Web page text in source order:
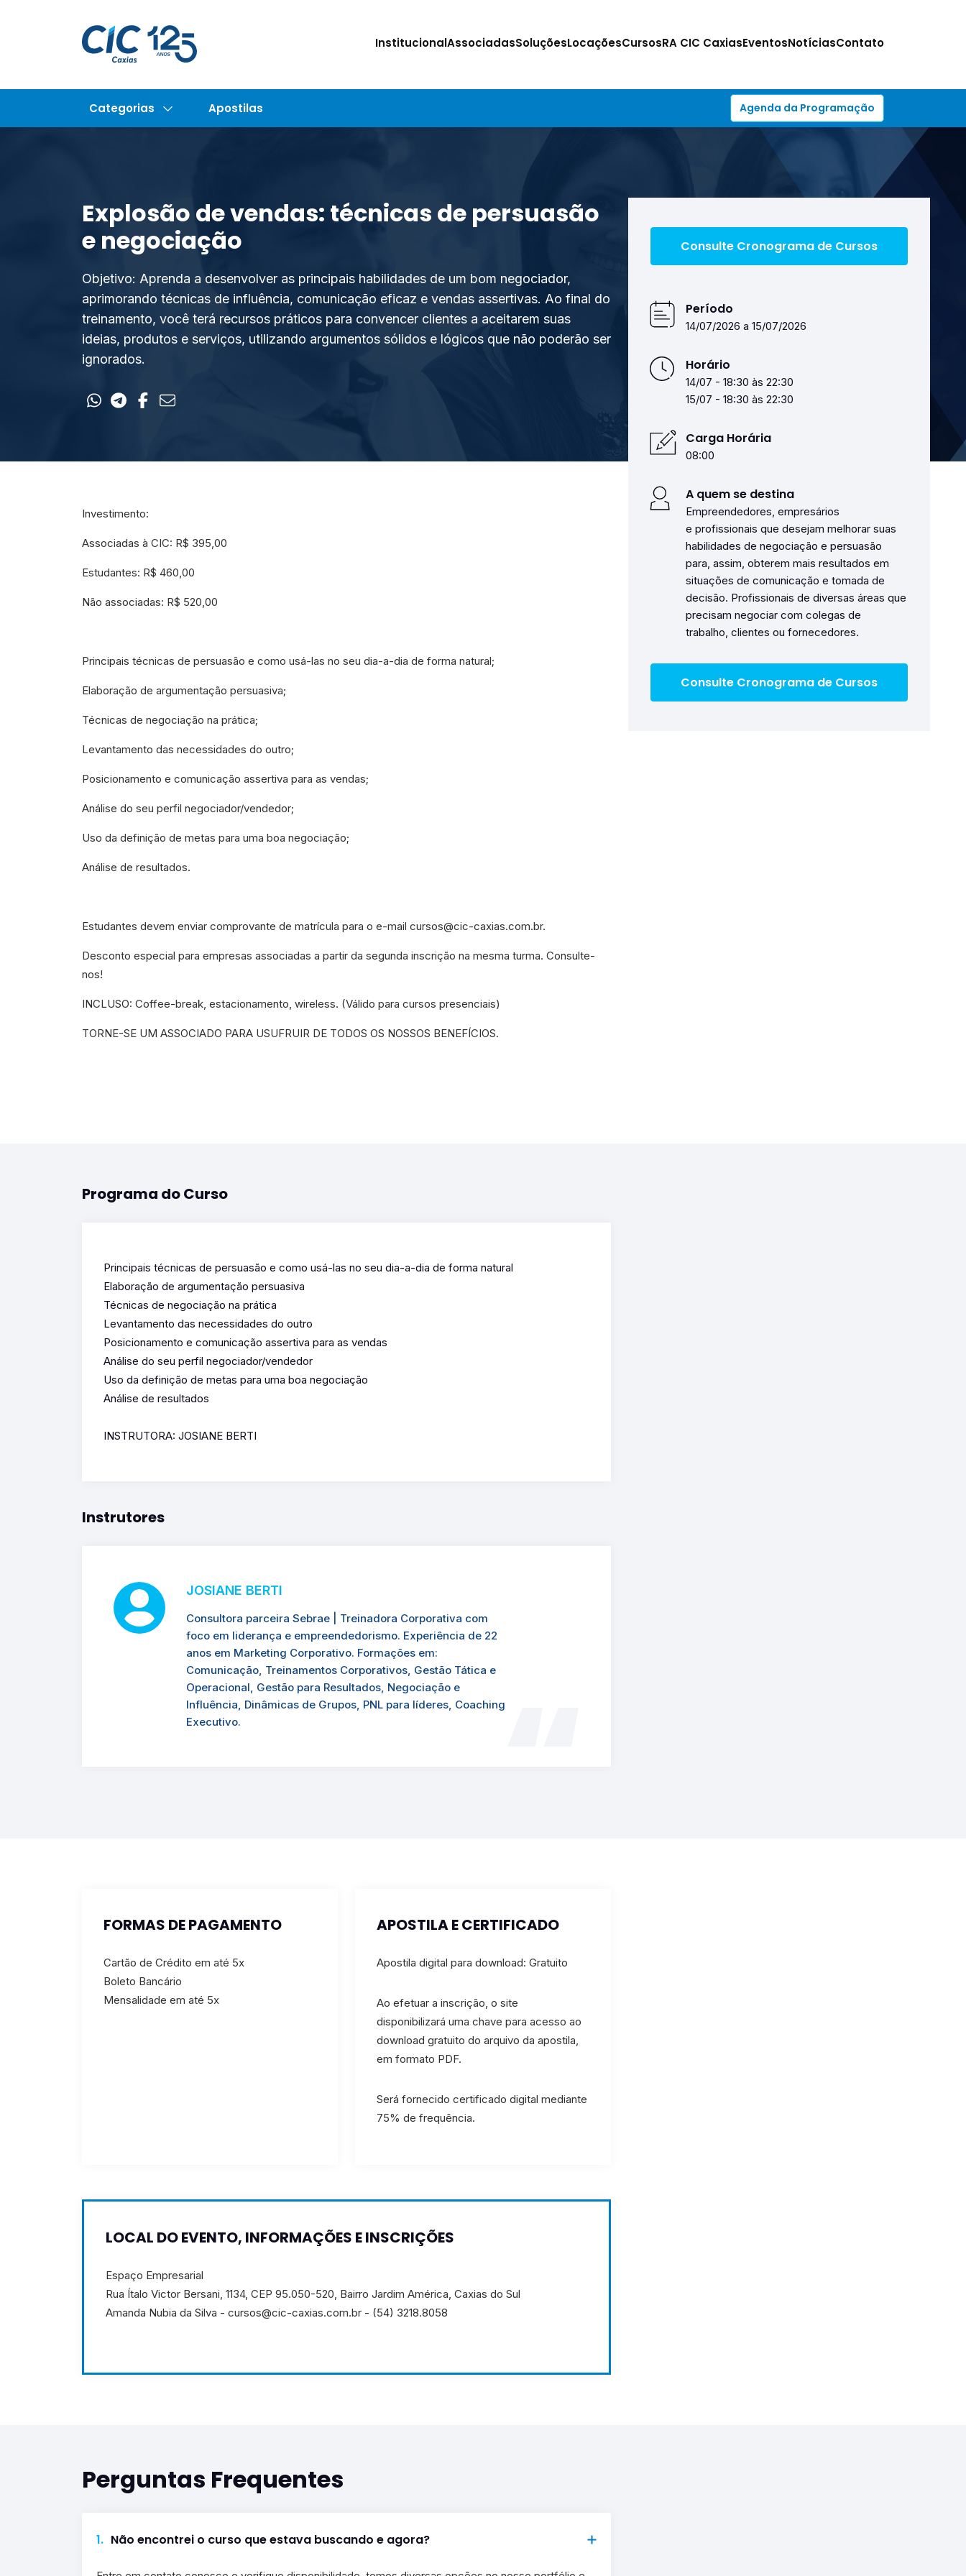
InstitucionalAssociadasSoluçõesLocaçõesCursosRA CIC CaxiasEventosNotíciasContato
Categorias Apostilas Agenda da Programação
Explosão de vendas: técnicas de persuasão
e negociação
Objetivo: Aprenda a desenvolver as principais habilidades de um bom negociador,
aprimorando técnicas de influência, comunicação eficaz e vendas assertivas. Ao final do
treinamento, você terá recursos práticos para convencer clientes a aceitarem suas
ideias, produtos e serviços, utilizando argumentos sólidos e lógicos que não poderão ser
ignorados.
Consulte Cronograma de Cursos
Período
14/07/2026 a 15/07/2026
Horário
14/07 - 18:30 às 22:30
15/07 - 18:30 às 22:30
Carga Horária
08:00
A quem se destina
Empreendedores, empresários
e profissionais que desejam melhorar suas
habilidades de negociação e persuasão
para, assim, obterem mais resultados em
situações de comunicação e tomada de
decisão. Profissionais de diversas áreas que
precisam negociar com colegas de
trabalho, clientes ou fornecedores.
Consulte Cronograma de Cursos
Investimento:
Associadas à CIC: R$ 395,00
Estudantes: R$ 460,00
Não associadas: R$ 520,00
Principais técnicas de persuasão e como usá-las no seu dia-a-dia de forma natural;
Elaboração de argumentação persuasiva;
Técnicas de negociação na prática;
Levantamento das necessidades do outro;
Posicionamento e comunicação assertiva para as vendas;
Análise do seu perfil negociador/vendedor;
Uso da definição de metas para uma boa negociação;
Análise de resultados.
Estudantes devem enviar comprovante de matrícula para o e-mail cursos@cic-caxias.com.br.
Desconto especial para empresas associadas a partir da segunda inscrição na mesma turma. Consulte-
nos!
INCLUSO: Coffee-break, estacionamento, wireless. (Válido para cursos presenciais)
TORNE-SE UM ASSOCIADO PARA USUFRUIR DE TODOS OS NOSSOS BENEFÍCIOS.
Programa do Curso
Principais técnicas de persuasão e como usá-las no seu dia-a-dia de forma natural
Elaboração de argumentação persuasiva
Técnicas de negociação na prática
Levantamento das necessidades do outro
Posicionamento e comunicação assertiva para as vendas
Análise do seu perfil negociador/vendedor
Uso da definição de metas para uma boa negociação
Análise de resultados
INSTRUTORA: JOSIANE BERTI
Instrutores
JOSIANE BERTI
Consultora parceira Sebrae | Treinadora Corporativa com
foco em liderança e empreendedorismo. Experiência de 22
anos em Marketing Corporativo. Formações em:
Comunicação, Treinamentos Corporativos, Gestão Tática e
Operacional, Gestão para Resultados, Negociação e
Influência, Dinâmicas de Grupos, PNL para líderes, Coaching
Executivo.
FORMAS DE PAGAMENTO
Cartão de Crédito em até 5x
Boleto Bancário
Mensalidade em até 5x
APOSTILA E CERTIFICADO
Apostila digital para download: Gratuito
Ao efetuar a inscrição, o site
disponibilizará uma chave para acesso ao
download gratuito do arquivo da apostila,
em formato PDF.
Será fornecido certificado digital mediante
75% de frequência.
LOCAL DO EVENTO, INFORMAÇÕES E INSCRIÇÕES
Espaço Empresarial
Rua Ítalo Victor Bersani, 1134, CEP 95.050-520, Bairro Jardim América, Caxias do Sul
Amanda Nubia da Silva - cursos@cic-caxias.com.br - (54) 3218.8058
Perguntas Frequentes
1. Não encontrei o curso que estava buscando e agora?